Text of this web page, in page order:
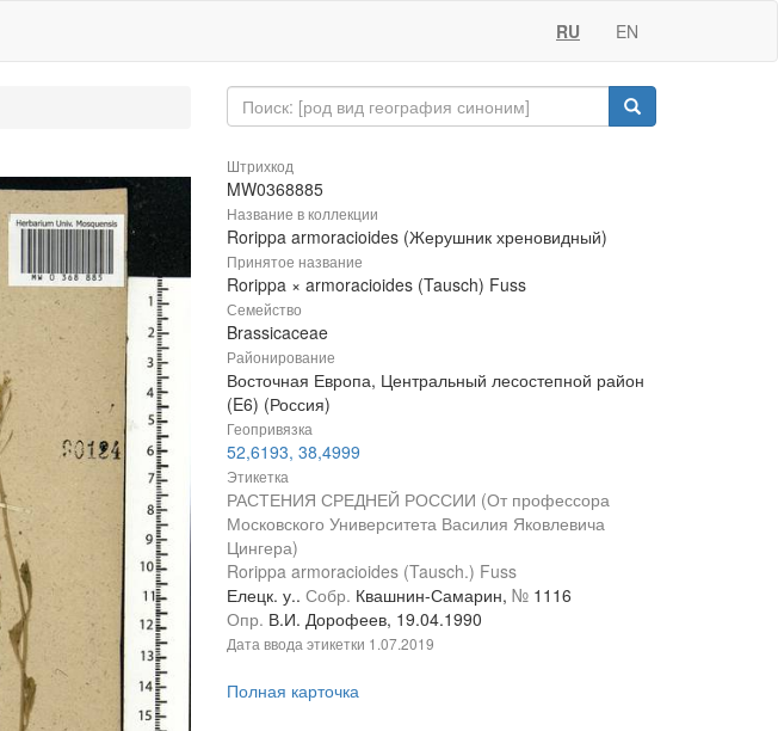
RU EN
Штрихкод
MW0368885
Название в коллекции
Rorippa armoracioides (Жерушник хреновидный)
Принятое название
Rorippa × armoracioides (Tausch) Fuss
Семейство
Brassicaceae
Районирование
Восточная Европа, Центральный лесостепной район
(E6) (Россия)
Геопривязка
52,6193, 38,4999
Этикетка
РАСТЕНИЯ СРЕДНЕЙ РОССИИ (От профессора
Московского Университета Василия Яковлевича
Цингера)
Rorippa armoracioides (Tausch.) Fuss
Елецк. у.. Собр. Квашнин-Самарин, № 1116
Опр. В.И. Дорофеев, 19.04.1990
Дата ввода этикетки 1.07.2019
Полная карточка